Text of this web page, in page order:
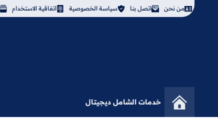
من نحن اتصل بنا سياسة الخصوصية اتفاقية الاستخدام
خدمات الشامل ديجيتال